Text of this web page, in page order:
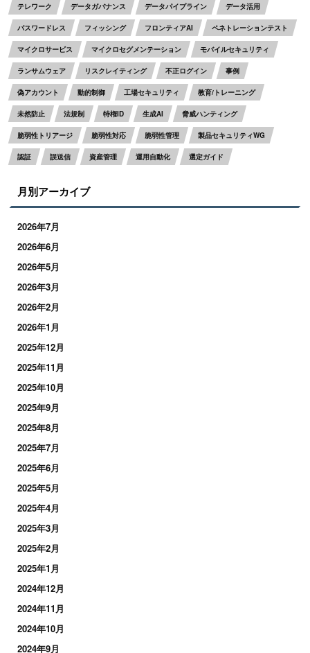
テレワーク データガバナンス データパイプライン データ活用
パスワードレス フィッシング フロンティアAI ペネトレーションテスト
マイクロサービス マイクロセグメンテーション モバイルセキュリティ
ランサムウェア リスクレイティング 不正ログイン 事例
偽アカウント 動的制御 工場セキュリティ 教育/トレーニング
未然防止 法規制 特権ID 生成AI 脅威ハンティング
脆弱性トリアージ 脆弱性対応 脆弱性管理 製品セキュリティWG
認証 誤送信 資産管理 運用自動化 選定ガイド
月別アーカイブ
2026年7月
2026年6月
2026年5月
2026年3月
2026年2月
2026年1月
2025年12月
2025年11月
2025年10月
2025年9月
2025年8月
2025年7月
2025年6月
2025年5月
2025年4月
2025年3月
2025年2月
2025年1月
2024年12月
2024年11月
2024年10月
2024年9月